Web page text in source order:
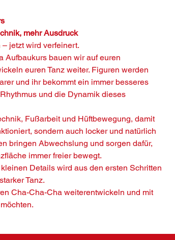
mehr Ausdruck
jetzt wird verfeinert.
Aufbaukurs bauen wir auf euren
euren Tanz weiter. Figuren werden
und ihr bekommt ein immer besseres
und die Dynamik dieses
Fußarbeit und Hüftbewegung, damit
sondern auch locker und natürlich
bringen Abwechslung und sorgen dafür,
immer freier bewegt.
Details wird aus den ersten Schritten
Tanz.
Cha-Cha-Cha weiterentwickeln und mit